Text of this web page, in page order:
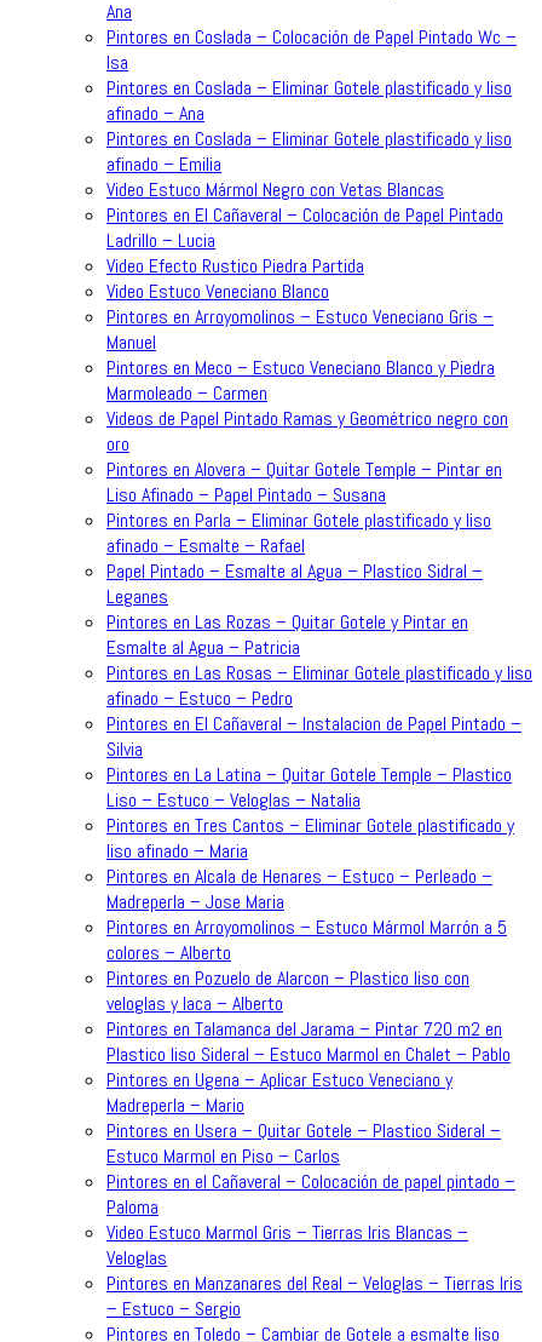
Ana
Pintores en Coslada – Colocación de Papel Pintado Wc –
Isa
Pintores en Coslada – Eliminar Gotele plastificado y liso
afinado – Ana
Pintores en Coslada – Eliminar Gotele plastificado y liso
afinado – Emilia
Video Estuco Mármol Negro con Vetas Blancas
Pintores en El Cañaveral – Colocación de Papel Pintado
Ladrillo – Lucia
Video Efecto Rustico Piedra Partida
Video Estuco Veneciano Blanco
Pintores en Arroyomolinos – Estuco Veneciano Gris –
Manuel
Pintores en Meco – Estuco Veneciano Blanco y Piedra
Marmoleado – Carmen
Videos de Papel Pintado Ramas y Geométrico negro con
oro
Pintores en Alovera – Quitar Gotele Temple – Pintar en
Liso Afinado – Papel Pintado – Susana
Pintores en Parla – Eliminar Gotele plastificado y liso
afinado – Esmalte – Rafael
Papel Pintado – Esmalte al Agua – Plastico Sidral –
Leganes
Pintores en Las Rozas – Quitar Gotele y Pintar en
Esmalte al Agua – Patricia
Pintores en Las Rosas – Eliminar Gotele plastificado y liso
afinado – Estuco – Pedro
Pintores en El Cañaveral – Instalacion de Papel Pintado –
Silvia
Pintores en La Latina – Quitar Gotele Temple – Plastico
Liso – Estuco – Veloglas – Natalia
Pintores en Tres Cantos – Eliminar Gotele plastificado y
liso afinado – Maria
Pintores en Alcala de Henares – Estuco – Perleado –
Madreperla – Jose Maria
Pintores en Arroyomolinos – Estuco Mármol Marrón a 5
colores – Alberto
Pintores en Pozuelo de Alarcon – Plastico liso con
veloglas y laca – Alberto
Pintores en Talamanca del Jarama – Pintar 720 m2 en
Plastico liso Sideral – Estuco Marmol en Chalet – Pablo
Pintores en Ugena – Aplicar Estuco Veneciano y
Madreperla – Mario
Pintores en Usera – Quitar Gotele – Plastico Sideral –
Estuco Marmol en Piso – Carlos
Pintores en el Cañaveral – Colocación de papel pintado –
Paloma
Video Estuco Marmol Gris – Tierras Iris Blancas –
Veloglas
Pintores en Manzanares del Real – Veloglas – Tierras Iris
– Estuco – Sergio
Pintores en Toledo – Cambiar de Gotele a esmalte liso